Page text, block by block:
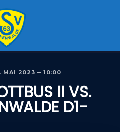
MAI 2023 – 10:00
II VS.
D1-